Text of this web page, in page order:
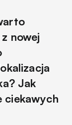
nowej
Jak
ciekawych